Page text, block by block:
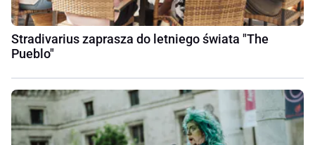
Stradivarius zaprasza do letniego świata "The
Pueblo"